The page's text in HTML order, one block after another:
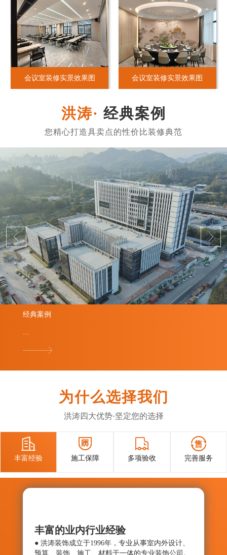
会议室装修实景效果图 会议室装修实景效果图
经典案例
经典案例
为什么选择我们
洪涛四大优势·坚定您的选择

丰富经验

施工保障

多项验收

完善服务
丰富的业内行业经验
● 洪涛装饰成立于1996年，专业从事室内外设计、
预算、装饰、施工、材料于一体的专业装饰公司。